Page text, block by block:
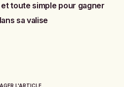
toute simple pour gagner
sa valise
L'ARTICLE